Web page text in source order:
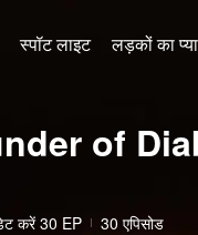
स्पॉट लाइट लड़कों का
of
करें 30 EP 30 एपिसोड